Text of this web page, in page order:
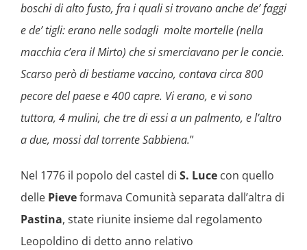
boschi di alto fusto, fra i quali si trovano anche de’ faggi
e de’ tigli: erano nelle sodagli molte mortelle (nella
macchia c’era il Mirto) che si smerciavano per le concie.
Scarso però di bestiame vaccino, contava circa 800
pecore del paese e 400 capre. Vi erano, e vi sono
tuttora, 4 mulini, che tre di essi a un palmento, e l’altro
a due, mossi dal torrente Sabbiena.”
Nel 1776 il popolo del castel di S. Luce con quello
delle Pieveformava Comunità separata dall’altra di
Pastina, state riunite insieme dal regolamento
Leopoldino di detto anno relativo